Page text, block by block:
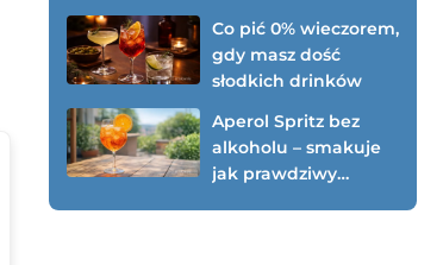
Co pić 0% wieczorem,
gdy masz dość
słodkich drinków
Aperol Spritz bez
alkoholu – smakuje
jak prawdziwy